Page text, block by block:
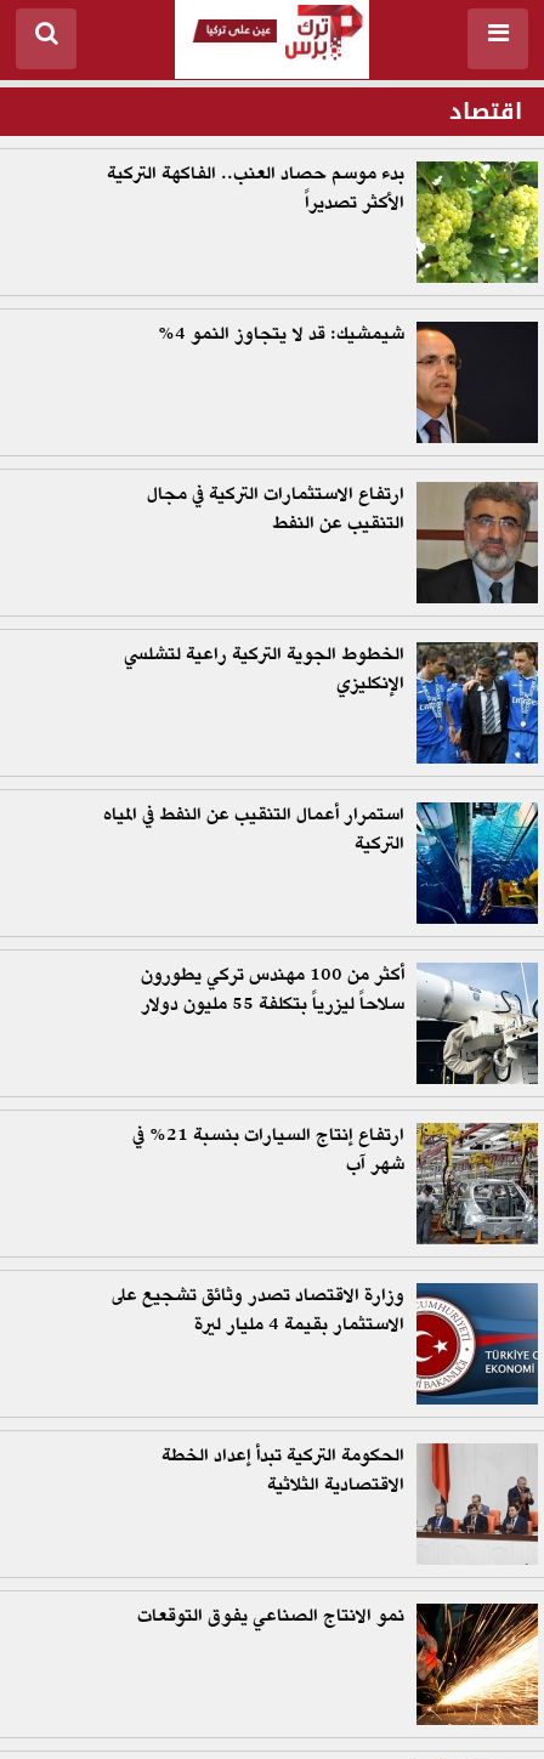
اقتصاد
بدء موسم حصاد العنب.. الفاكهة التركية
الأكثر تصديراً
شيمشيك: قد لا يتجاوز النمو 4%
ارتفاع الاستثمارات التركية في مجال
التنقيب عن النفط
الخطوط الجوية التركية راعية لتشلسي
الإنكليزي
استمرار أعمال التنقيب عن النفط في المياه
التركية
أكثر من 100 مهندس تركي يطورون
سلاحاً ليزرياً بتكلفة 55 مليون دولار
ارتفاع إنتاج السيارات بنسبة 21% في
شهر آب
وزارة الاقتصاد تصدر وثائق تشجيع على
الاستثمار بقيمة 4 مليار ليرة
الحكومة التركية تبدأ إعداد الخطة
الاقتصادية الثلاثية
نمو الانتاج الصناعي يفوق التوقعات